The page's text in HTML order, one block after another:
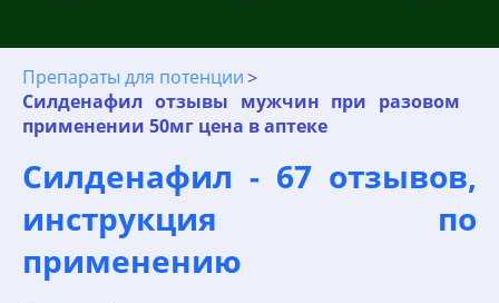
Препараты для потенции
Силденафил отзывы мужчин при разовом
применении 50мг цена в аптеке
Силденафил - 67 отзывов,
инструкция по
применению